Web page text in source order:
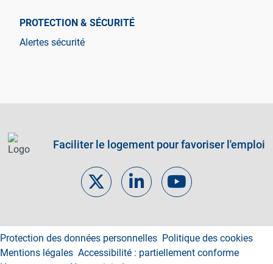
PROTECTION & SÉCURITÉ
Alertes sécurité
Faciliter le logement pour favoriser l'emploi
Footer links
Protection des données personnelles Politique des cookies
Mentions légales Accessibilité : partiellement conforme